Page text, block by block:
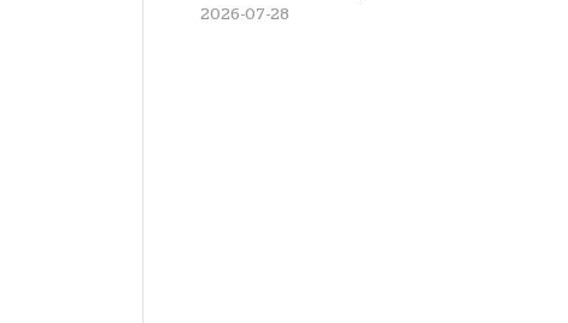
2026-07-28